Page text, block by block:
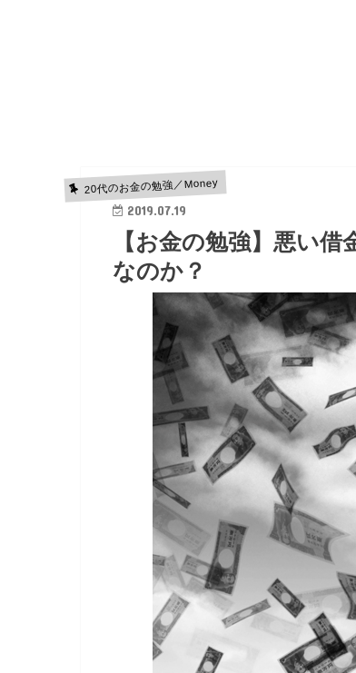
20代のお金の勉強／Money
2019.07.19
【お金の勉強】悪い
なのか？